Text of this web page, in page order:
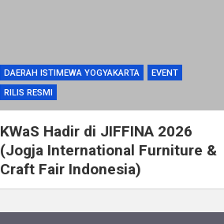
DAERAH ISTIMEWA YOGYAKARTA
EVENT
RILIS RESMI
KWaS Hadir di JIFFINA 2026
(Jogja International Furniture &
Craft Fair Indonesia)